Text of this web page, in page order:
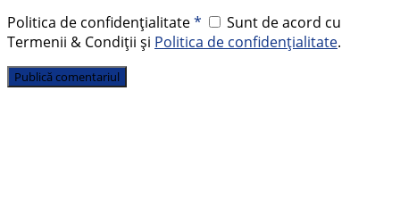
Politica de confidențialitate*
Sunt de acord cu
Termenii & Condiții și Politica de confidențialitate.